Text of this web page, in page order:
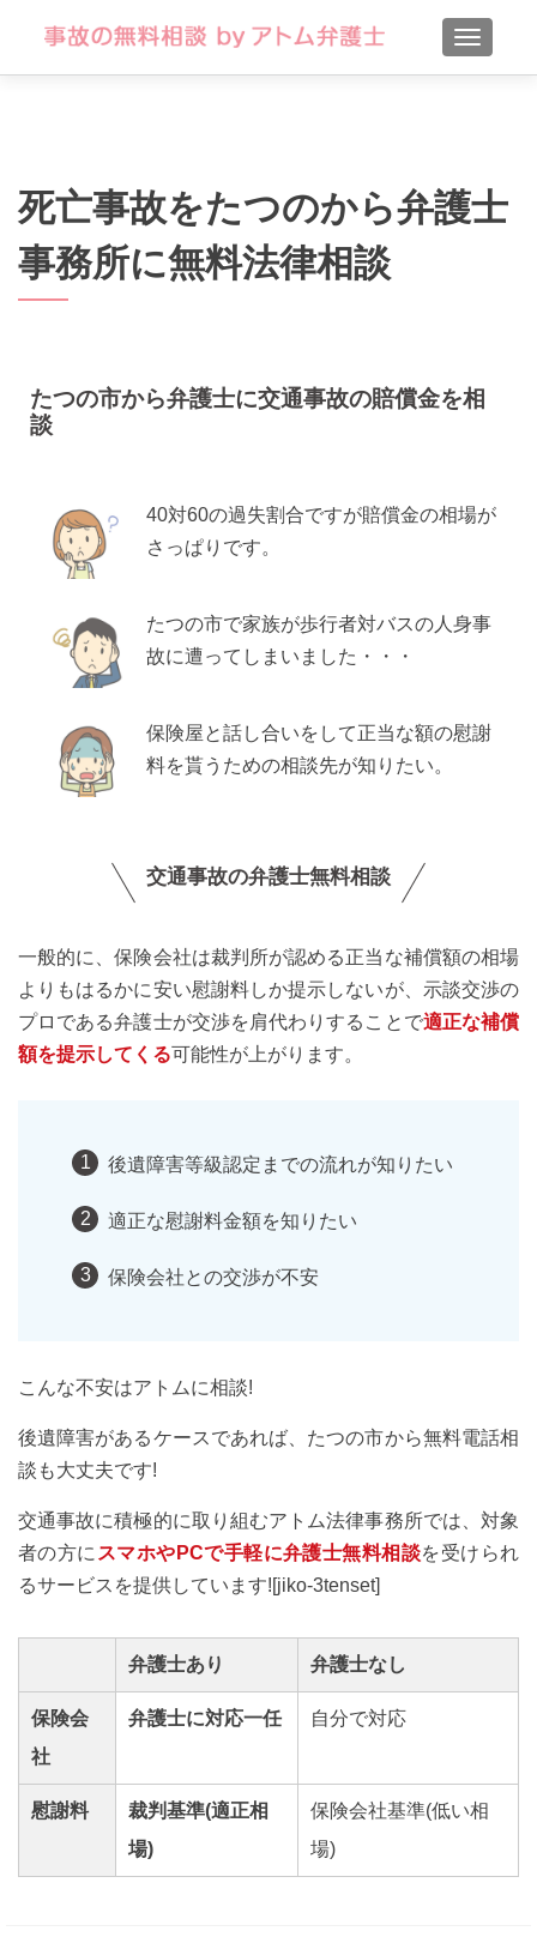
死亡事故をたつのから弁護士
事務所に無料法律相談
たつの市から弁護士に交通事故の賠償金を相
談
40対60の過失割合ですが賠償金の相場が
さっぱりです。
たつの市で家族が歩行者対バスの人身事
故に遭ってしまいました・・・
保険屋と話し合いをして正当な額の慰謝
料を貰うための相談先が知りたい。
交通事故の弁護士無料相談
一般的に、保険会社は裁判所が認める正当な補償額の相場
よりもはるかに安い慰謝料しか提示しないが、示談交渉の
プロである弁護士が交渉を肩代わりすることで適正な補償
額を提示してくる可能性が上がります。
後遺障害等級認定までの流れが知りたい
適正な慰謝料金額を知りたい
保険会社との交渉が不安
こんな不安はアトムに相談!
後遺障害があるケースであれば、たつの市から無料電話相
談も大丈夫です!
交通事故に積極的に取り組むアトム法律事務所では、対象
者の方に スマホやPCで手軽に弁護士無料相談を受けられ
るサービスを提供しています![jiko-3tenset]
弁護士あり 弁護士なし
保険会
社
弁護士に対応一任 自分で対応
慰謝料
裁判基準(適正相
場)
保険会社基準(低い相
場)